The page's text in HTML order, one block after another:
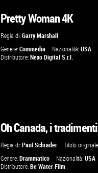
Pretty Woman 4K
Regia di:Garry Marshall
Genere:Commedia Nazionalità:USA
Distributore:Nexo Digital S.r.l.
Oh Canada, i tradimenti
Regia di:Paul Schrader Titolo
Genere:Drammatico Nazionalità:USA
Distributore:Be Water Film